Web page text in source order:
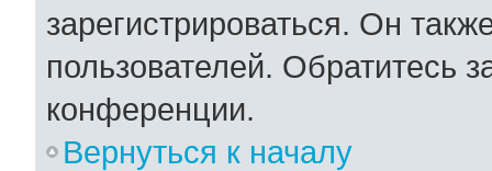
зарегистрироваться. Он
пользователей. Обратитесь
конференции.
Вернуться к началу